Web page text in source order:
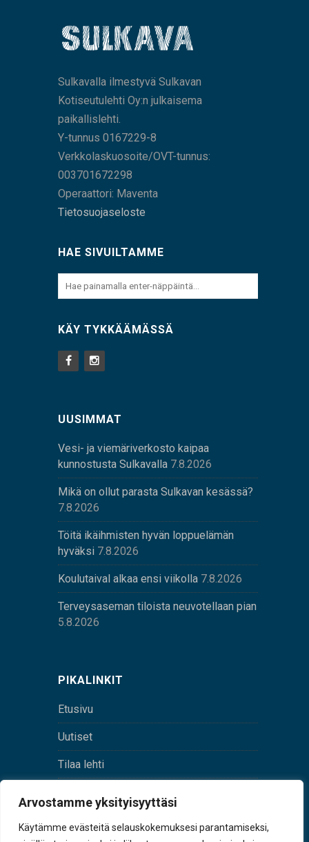
Arvostamme yksityisyyttäsi
Käytämme evästeitä selauskokemuksesi parantamiseksi,
Sulkavalla ilmestyvä Sulkavan
Kotiseutulehti Oy:n julkaisema
paikallislehti.
Y-tunnus 0167229-8
Verkkolaskuosoite/OVT-tunnus:
003701672298
Operaattori: Maventa
Tietosuojaseloste
HAE SIVUILTAMME
KÄY TYKKÄÄMÄSSÄ
UUSIMMAT
Vesi- ja viemäriverkosto kaipaa
kunnostusta Sulkavalla 7.8.2026
Mikä on ollut parasta Sulkavan kesässä?
7.8.2026
Töitä ikäihmisten hyvän loppuelämän
hyväksi 7.8.2026
Koulutaival alkaa ensi viikolla 7.8.2026
Terveysaseman tiloista neuvotellaan pian
5.8.2026
PIKALINKIT
Etusivu
Uutiset
Tilaa lehti